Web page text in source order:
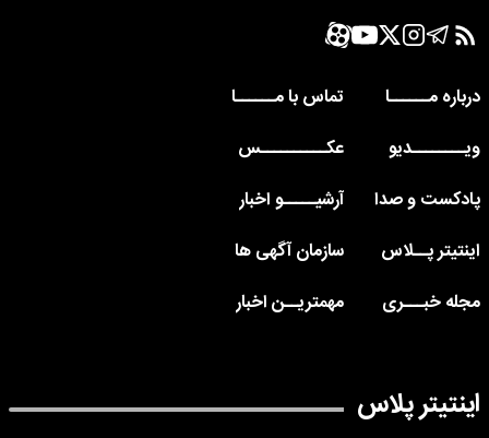
درباره مــــــا
تماس با مــــــا
ویــــــــدیو
عکــــــــــس
پادکست و صدا
آرشیـــــو اخبار
اینتیتر پــلاس
سازمان آگهی ها
مجله خبـــری
مهمتریــن اخبار
اینتیتر پلاس